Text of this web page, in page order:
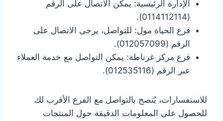
الإدارة الرئيسية: يمكن الاتصال على الرقم
(0114112114).
فرع الحياة مول: للتواصل، يرجى الاتصال على
الرقم (012057099).
فرع مركز غرناطة: يمكن التواصل مع خدمة العملاء
عبر الرقم (012535116).
للاستفسارات، يُنصح بالتواصل مع الفرع الأقرب لك
للحصول على المعلومات الدقيقة حول المنتجات